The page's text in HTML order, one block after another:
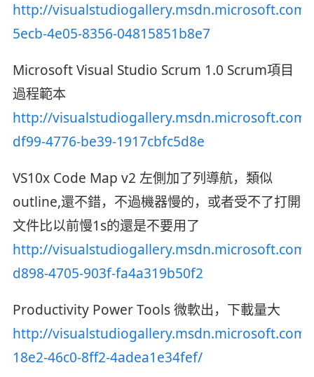
http://
5ecb-4e05-8356-04815851b8e7
Microsoft Visual Studio Scrum 1.0 Scrum項目
過程範本
http://visualstudiogallery.msdn.microsoft.com/
df99-4776-be39-1917cbfc5d8e
VS10x Code Map v2 左側加了列導航，類似
outline,還不錯，不過機器慢的，或者受不了打開
文件比以前慢1s的還是不要用了
http://visualstudiogallery.msdn.microsoft.com/
d898-4705-903f-fa4a319b50f2
Productivity Power Tools 微軟出，下載量大
http://visualstudiogallery.msdn.microsoft.com/
18e2-46c0-8ff2-4adea1e34fef/